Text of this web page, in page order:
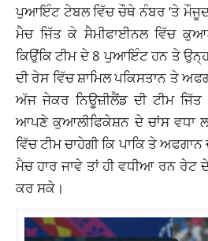
ਪੁਆਇੰਟ ਟੇਬਲ ਵਿੱਚ ਚੌਥੇ ਨੰਬਰ ‘ਤੇ ਮੌਜੂਦ
ਮੈਚ ਜਿੱਤ ਕੇ ਸੈਮੀਫਾਈਨਲ ਵਿੱਚ
ਕਿਉਂਕਿ ਟੀਮ ਦੇ 8 ਪੁਆਇੰਟ ਹਨ ਤੇ
ਦੀ ਰੇਸ ਵਿੱਚ ਸ਼ਾਮਿਲ ਪਕਿਸਤਾਨ ਤੇ
ਅੱਜ ਜੇਕਰ ਨਿਊਜ਼ੀਲੈਂਡ ਦੀ ਟੀਮ
ਆਪਣੇ ਕੁਆਲੀਫਿਕੇਸ਼ਨ ਦੇ ਚਾਂਸ ਵਧਾ
ਵਿੱਚ ਟੀਮ ਚਾਹੇਗੀ ਕਿ ਪਾਕਿ ਤੇ
ਮੈਚ ਹਾਰ ਜਾਵੇ ਤਾਂ ਹੀ ਵਧੀਆ ਰਨ
ਕਰ ਸਕੇ।